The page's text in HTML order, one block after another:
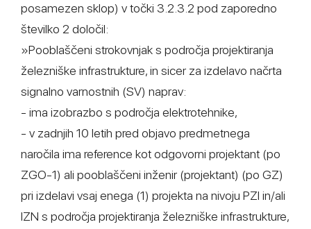
posamezen sklop) v točki 3.2.3.2 pod zaporedno
številko 2 določil:
»Pooblaščeni strokovnjak s področja projektiranja
železniške infrastrukture, in sicer za izdelavo načrta
signalno varnostnih (SV) naprav:
- ima izobrazbo s področja elektrotehnike,
- v zadnjih 10 letih pred objavo predmetnega
naročila ima reference kot odgovorni projektant (po
ZGO-1) ali pooblaščeni inženir (projektant) (po GZ)
pri izdelavi vsaj enega (1) projekta na nivoju PZI in/ali
IZN s področja projektiranja železniške infrastrukture,